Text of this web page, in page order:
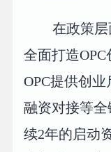
在政策
全面打造
OPC提供创业
融资对接等
续2年的启动